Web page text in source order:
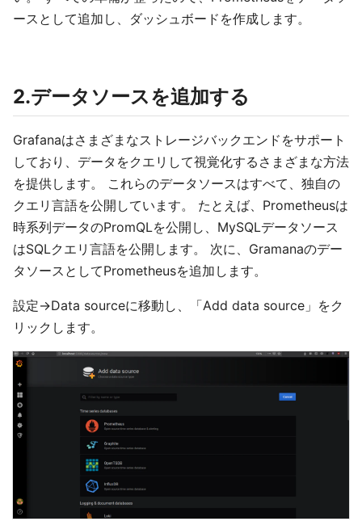
ースとして追加し、ダッシュボードを作成します。
2.データソースを追加する
Grafanaはさまざまなストレージバックエンドをサポート
しており、データをクエリして視覚化するさまざまな方法
を提供します。 これらのデータソースはすべて、独自の
クエリ言語を公開しています。 たとえば、Prometheusは
時系列データのPromQLを公開し、MySQLデータソース
はSQLクエリ言語を公開します。 次に、Gramanaのデー
タソースとしてPrometheusを追加します。
設定→Data sourceに移動し、「Add data source」をク
リックします。